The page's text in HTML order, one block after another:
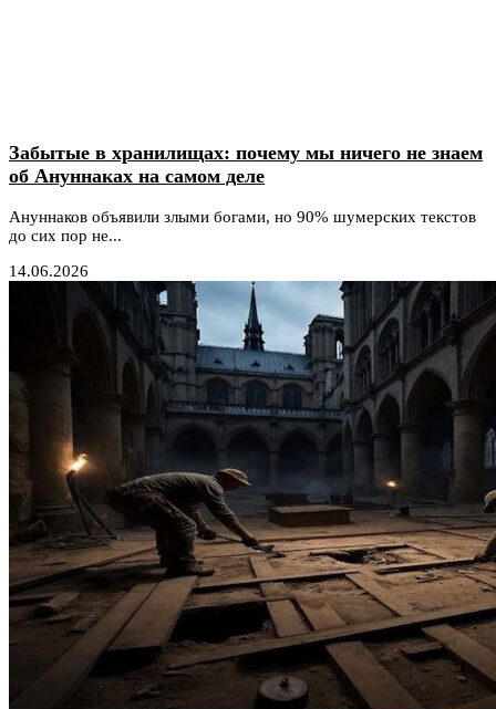
Забытые в хранилищах: почему мы ничего не знаем
об Ануннаках на самом деле
Ануннаков объявили злыми богами, но 90% шумерских текстов
до сих пор не...
14.06.2026